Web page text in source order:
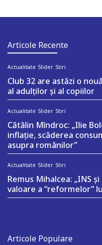
Articole Recente
Actualitate Slider Stiri
Club 32 are astăzi o
al adulților și al copiilor
Actualitate Slider Stiri
Cătălin Mîndroc: „Ilie
inflație, scăderea
asupra românilor”
Actualitate Slider Stiri
Remus Mihalcea: „INS
valoare a “reformelor”
Articole Populare